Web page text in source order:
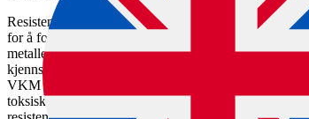
Resistens mot potensielt toksiske metaller innebærer
for å forebygge og behandle sykdom hos dyr og
metaller er koblet mot «viktige» og «kritisk viktige
kjennskap til mekanismene bak resistens mot
VKM mener det er behov for mer kunnskap om
toksiske metaller i gjødselprodukter og jord, og